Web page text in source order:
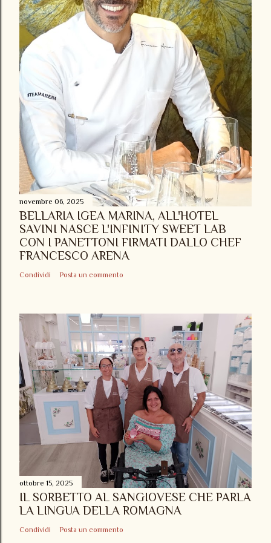
novembre 06, 2025
BELLARIA IGEA MARINA, ALL'HOTEL
SAVINI NASCE L'INFINITY SWEET LAB
CON I PANETTONI FIRMATI DALLO CHEF
FRANCESCO ARENA
Condividi Posta un commento
ottobre 15, 2025
IL SORBETTO AL SANGIOVESE CHE PARLA
LA LINGUA DELLA ROMAGNA
Condividi Posta un commento